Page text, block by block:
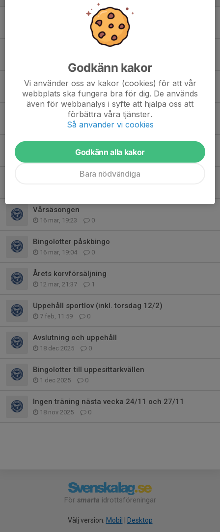
Sommaravslutning och vattenkrig
0
Ingen träning 30/4 och 4/5
26 apr, 21:43 0
Utomhusträningen börjar
8 apr, 20:05 0
0
Ändring träning Bergahallen 28/3
Vårsäsongen
16 mar, 19:23 0
Bingolotter påskbingo
16 mar, 19:04 0
Årets korvförsäljning
12 mar, 21:37 1
Uppehåll sportlov (inkl. torsdag 12/2)
7 feb, 11:59 0
Avslutning och uppehåll
18 dec 2025 0
Bingolotter till uppesittarkvällen
1 dec 2025 0
Ingen träning nästa vecka 24/11 och 27/11
18 nov 2025 0
För smarta idrottsföreningar
Välj version: Mobil | Desktop
Godkänn kakor
Vi använder oss av kakor (cookies) för att vår
webbplats ska fungera bra för dig. De används
även för webbanalys i syfte att hjälpa oss att
förbättra våra tjänster.
Så använder vi cookies
Godkänn alla kakor
Bara nödvändiga